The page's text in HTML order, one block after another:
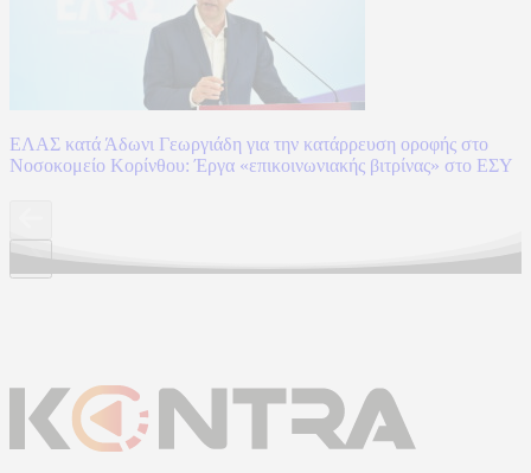
ΕΛΑΣ κατά Άδωνι Γεωργιάδη για την κατάρρευση οροφής στο
Νοσοκομείο Κορίνθου: Έργα «επικοινωνιακής βιτρίνας» στο ΕΣΥ